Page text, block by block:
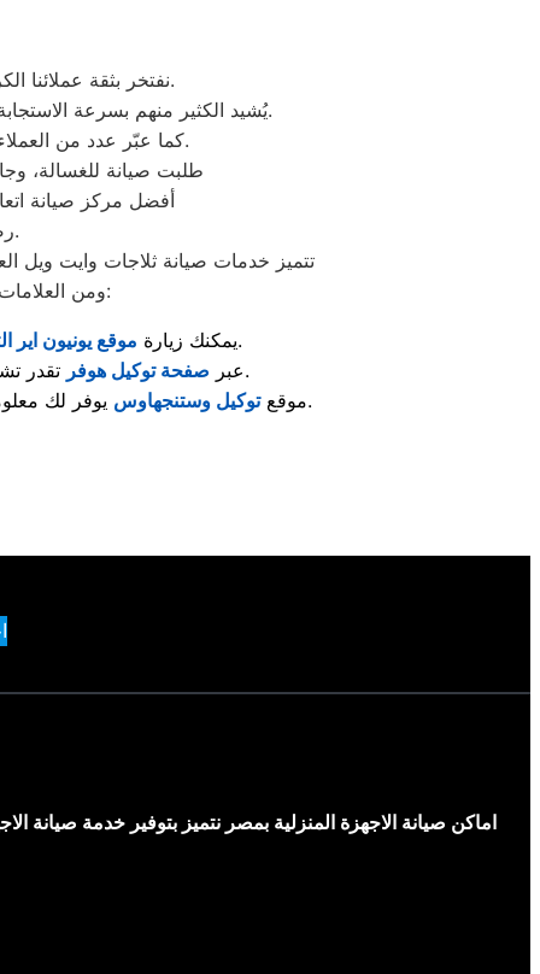
نفتخر بثقة عملائنا الكرام الذين شاركونا تجاربهم الإيجابية بعد الاستفادة من خدمات مركز صيانة وستنجهلوس العجمي.
يُشيد الكثير منهم بسرعة الاستجابة وجودة الصيانة والدقة في المواعيد، بالإضافة إلى احترافية الفنيين وحرصهم على استخدام قطع غيار أصلية.
كما عبّر عدد من العملاء عن رضاهم الكامل بخدمة ما بعد الصيانة والمتابعة المستمرة لضمان عمل الأجهزة بكفاءة عالية.
“طلبت صيانة للغسالة،
“أفضل مركز صيانة
رضاكم هو هدفنا الأول، ونعمل دائمًا على تقديم تجربة صيانة ترتقي لتوقعاتكم.
تتميز خدمات صيانة ثلاجات وايت ويل
ومن العلامات المعروفة اللي تلاقي لها مراكز صيانة معتمدة متخصصة في إصلاح الأجهزة والعناية بها:
: يمكنك زيارة موقع يونيون اير
لمعرفة مراكز الصيانة المعتمدة وأحدث خدمات الدعم الفني.
: عبر صفحة توكيل هوفر
تقدر تشوف قطع الغيار الأصلية والخدمات المقدّمة لصيانة الغسالات والمكنسات وغيرها.
: موقعتوكيل وستنجهاوس يوفر لك معلومات حول صيانة الثلاجات، أجهزة التبريد، والإستشارات الفنية الخاصة بها.
اماكن صيانة الاجهزة المنزلية بمصر نتميز بتوفير خدمة صيانة